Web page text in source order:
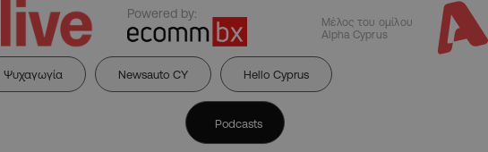
Powered by:
Μέλος του ομίλου
Alpha Cyprus
Ψυχαγωγία Newsauto CY Hello Cyprus
Podcasts